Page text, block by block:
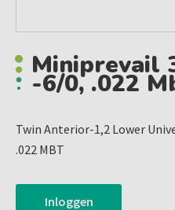
Miniprevail
-6/0, .022
Twin Anterior-1,2 Lower
.022 MBT
Inloggen